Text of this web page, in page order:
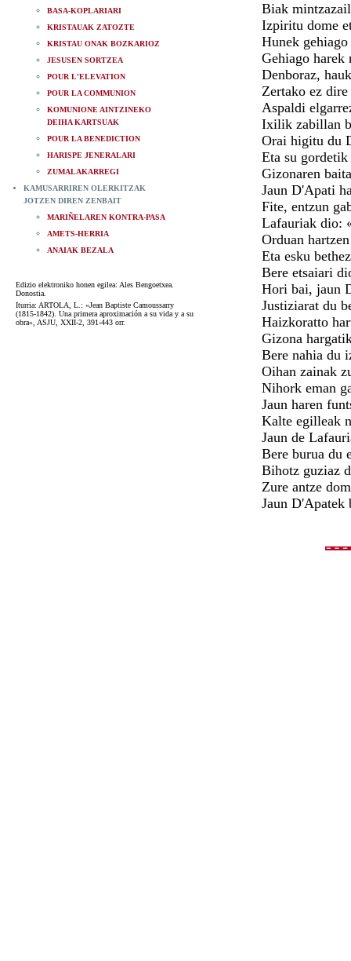
BASA-KOPLARIARI
KRISTAUAK ZATOZTE
KRISTAU ONAK BOZKARIOZ
JESUSEN SORTZEA
POUR L'ELEVATION
POUR LA COMMUNION
KOMUNIONE AINTZINEKO
DEIHA KARTSUAK
POUR LA BENEDICTION
HARISPE JENERALARI
ZUMALAKARREGI
KAMUSARRIREN OLERKITZAK
JOTZEN DIREN ZENBAIT
MARIÑELAREN KONTRA-PASA
AMETS-HERRIA
ANAIAK BEZALA
Edizio elektroniko honen egilea: Ales Bengoetxea.
Donostia.
Iturria: ARTOLA, L.: «Jean Baptiste Camoussarry
(1815-1842). Una primera aproximación a su vida y a su
obra», ASJU, XXII-2, 391-443 orr.
Biak
Izpiritu dome
Hunek
Gehiago harek
Denboraz,
Zertako ez
Aspaldi
Ixilik zabillan
Orai higitu du
Eta su
Gizonaren
Jaun D'Apati
Fite, entzun
Lafauriak dio:
Orduan
Eta esku
Bere etsaiari
Hori bai, jaun
Justiziarat du
Haizkoratto
Gizona
Bere nahia du
Oihan zainak
Nihork eman
Jaun haren
Kalte egilleak
Jaun de
Bere burua du
Bihotz guziaz
Zure antze
Jaun D'Apatek